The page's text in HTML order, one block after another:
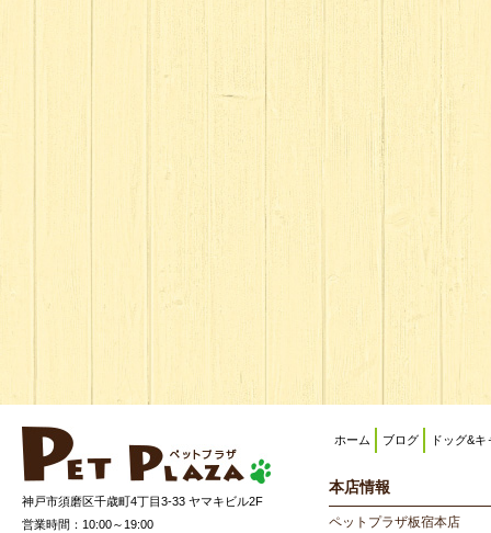
神戸市須磨区千歳町4丁目3-33 ヤマキビル2F
営業時間：10:00～19:00
ホーム ブログ ドッグ&キ
本店情報
ペットプラザ板宿本店